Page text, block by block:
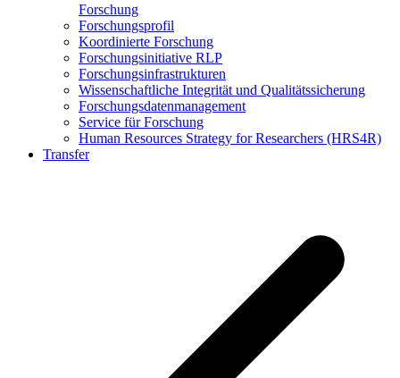
Forschung
Forschungsprofil
Koordinierte Forschung
Forschungsinitiative RLP
Forschungsinfrastrukturen
Wissenschaftliche Integrität und Qualitätssicherung
Forschungsdatenmanagement
Service für Forschung
Human Resources Strategy for Researchers (HRS4R)
Transfer